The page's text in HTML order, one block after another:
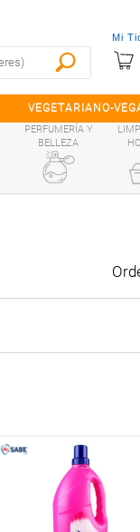
Mi
VEGETARIANO-
PERFUMERÍA Y
BELLEZA